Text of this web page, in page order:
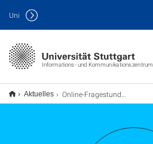
Informations- und Kommunikationszentrum
Uni
Aktuelles Online-Fragestunde OpenCms